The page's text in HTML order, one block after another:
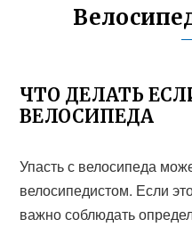
ЧТО ДЕЛАТЬ
ВЕЛОСИПЕДА
Упасть с велосипеда
велосипедистом. Если
важно соблюдать